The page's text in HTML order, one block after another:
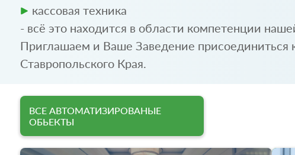
кассовая техника
- всё это находится в области компетенции
Приглашаем и Ваше Заведение присоединиться
Ставропольского Края.
ВСЕ АВТОМАТИЗИРОВАНЫЕ
ОБЬЕКТЫ